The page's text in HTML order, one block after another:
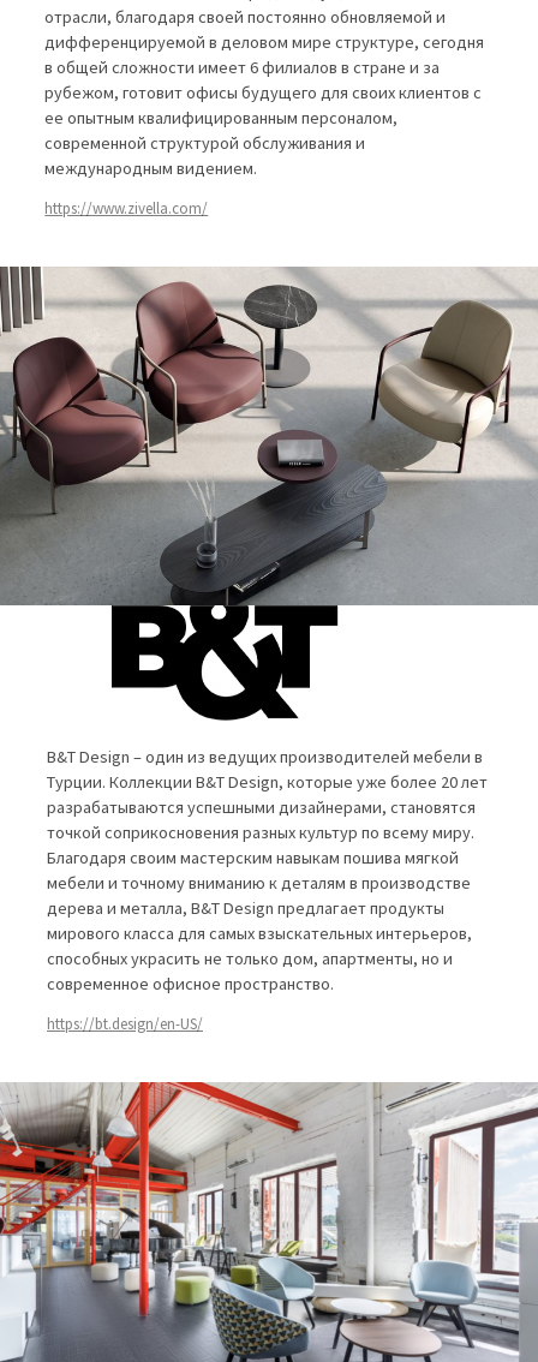
отрасли, благодаря своей постоянно обновляемой и
дифференцируемой в деловом мире структуре, сегодня
в общей сложности имеет 6 филиалов в стране и за
рубежом, готовит офисы будущего для своих клиентов с
ее опытным квалифицированным персоналом,
современной структурой обслуживания и
международным видением.
https://www.zivella.com/
B&T Design – один из ведущих производителей мебели в
Турции. Коллекции B&T Design, которые уже более 20 лет
разрабатываются успешными дизайнерами, становятся
точкой соприкосновения разных культур по всему миру.
Благодаря своим мастерским навыкам пошива мягкой
мебели и точному вниманию к деталям в производстве
дерева и металла, B&T Design предлагает продукты
мирового класса для самых взыскательных интерьеров,
способных украсить не только дом, апартменты, но и
современное офисное пространство.
https://bt.design/en-US/